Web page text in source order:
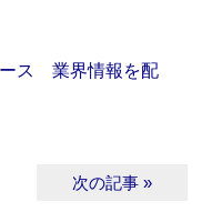
ス 業界情報を配
次の記事 »